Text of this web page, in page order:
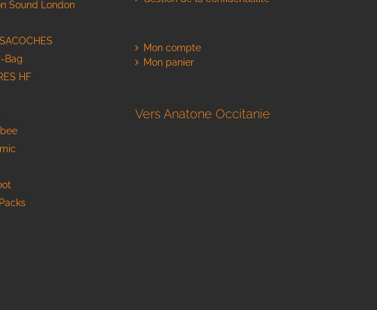
Sound London
Bag
HF
Mon compte
Mon panier
Vers Anatone Occitanie